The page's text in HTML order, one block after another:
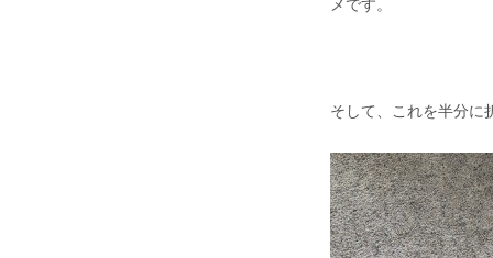
メです。
そして、これを半分に